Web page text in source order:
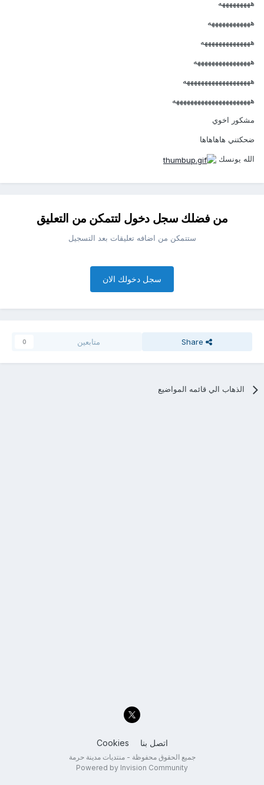
هههههههههه
ههههههههههههه
ههههههههههههههه
ههههههههههههههههه
هههههههههههههههههههه
ههههههههههههههههههههههه
مشكور اخوي
ضحكتني هاهاهاها
الله يونسك
من فضلك سجل دخول لتتمكن من التعليق
ستتمكن من اضافه تعليقات بعد التسجيل
سجل دخولك الان
Share متابعين 0
الذهاب الي قائمه المواضيع
اتصل بنا Cookies
جميع الحقوق محفوظة - منتديات مدينة حرمة
Powered by Invision Community